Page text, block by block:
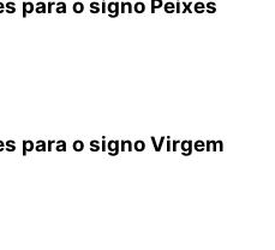
para o signo Peixes
para o signo Virgem